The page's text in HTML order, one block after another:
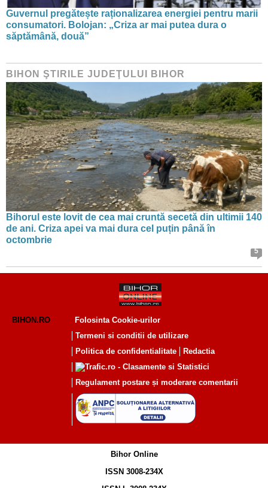
Guvernul pregătește raționalizarea energiei pentru marii
consumatori. Bolojan: „Criza ar mai putea dura o
săptămână, două”
BIHON ŞTIRILE JUDEŢULUI BIHOR
Bihorul este lovit de cea mai cruntă secetă din ultimii 140
de ani. Criza apei va mai dura cel puțin până în
octombrie
5
BIHON.RO
Folosinta Cookie-urilor
Termeni si conditii de utilizare
Politica de confidentialitate
Redactia
Regulament postare și moderare comentarii
Bihor Online
ISSN 3008-234X